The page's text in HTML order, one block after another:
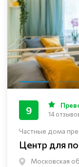
Частные дома
Центр для
Московская
9 14